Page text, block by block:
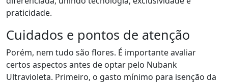
praticidade.
Cuidados e pontos de atenção
Porém, nem tudo são flores. É importante avaliar
certos aspectos antes de optar pelo Nubank
Ultravioleta. Primeiro, o gasto mínimo para isenção da